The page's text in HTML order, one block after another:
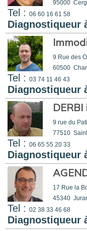
95000
Tel : 06 60 16 61 58
Diagnostiqueur
9 Rue des
60500
Tel : 03 74 11 46 43
Diagnostiqueur
9 rue du
77510
Tel : 06 65 55 20 33
Diagnostiqueur
17 Rue la
45340
Tel : 02 38 33 46 68
Diagnostiqueur